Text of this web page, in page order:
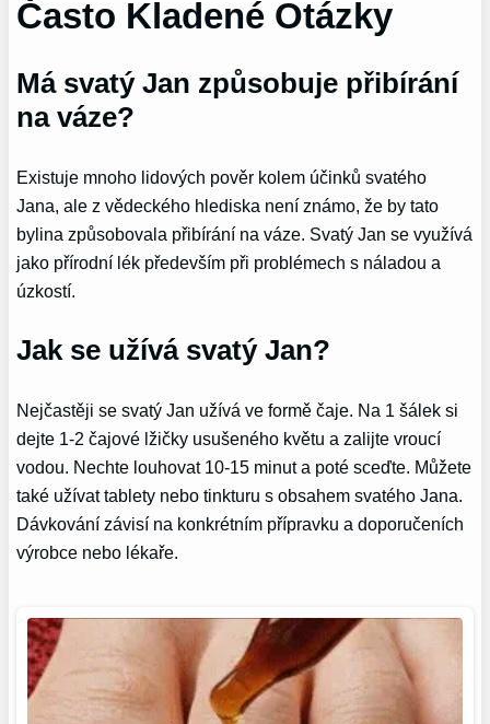
Často Kladené Otázky
Má svatý Jan způsobuje přibírání
na váze?
Existuje mnoho lidových pověr kolem účinků svatého
Jana, ale z vědeckého hlediska není známo, že by tato
bylina způsobovala přibírání na váze. Svatý Jan se využívá
jako přírodní lék především při problémech s náladou a
úzkostí.
Jak se užívá svatý Jan?
Nejčastěji se svatý Jan užívá ve formě čaje. Na 1 šálek si
dejte 1-2 čajové lžičky usušeného květu a zalijte vroucí
vodou. Nechte louhovat 10-15 minut a poté sceďte. Můžete
také užívat tablety nebo tinkturu s obsahem svatého Jana.
Dávkování závisí na konkrétním přípravku a doporučeních
výrobce nebo lékaře.